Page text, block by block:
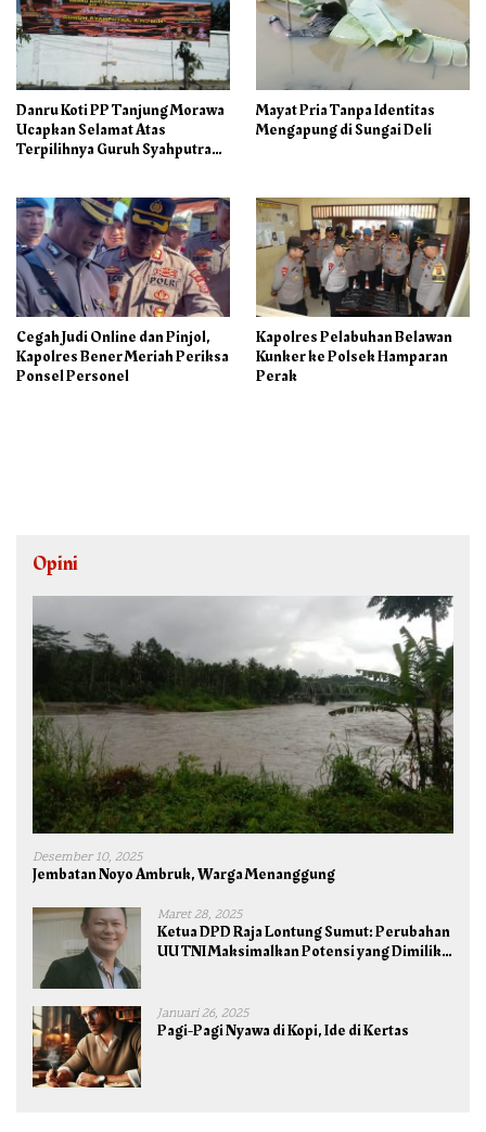
Danru Koti PP Tanjung Morawa
Ucapkan Selamat Atas
Terpilihnya Guruh Syahputra
Mayat Pria Tanpa Identitas
Mengapung di Sungai Deli
Cegah Judi Online dan Pinjol,
Kapolres Bener Meriah Periksa
Ponsel Personel
Kapolres Pelabuhan Belawan
Kunker ke Polsek Hamparan
Perak
Opini
Desember 10, 2025
Jembatan Noyo Ambruk, Warga Menanggung
Maret 28, 2025
Ketua DPD Raja Lontung Sumut: Perubahan
UU TNI Maksimalkan Potensi yang Dimiliki
Januari 26, 2025
Pagi-Pagi Nyawa di Kopi, Ide di Kertas